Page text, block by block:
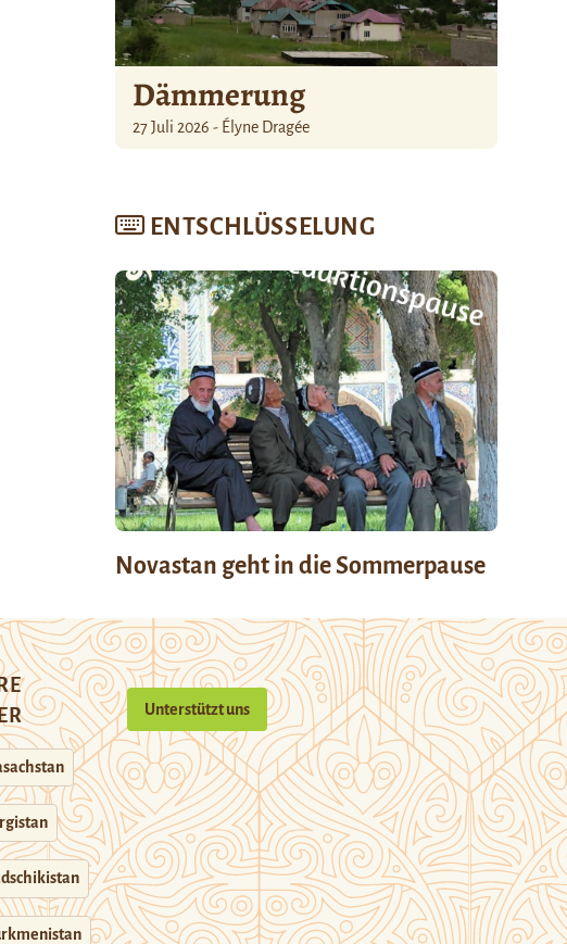
Dämmerung
27 Juli 2026 - Élyne Dragée
ENTSCHLÜSSELUNG
Novastan geht in die Sommerpause
Unterstützt uns